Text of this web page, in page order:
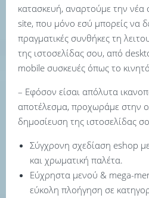
κατασκευή, αναρτούμε την νέα
site, που μόνο εσύ μπορείς να
πραγματικές συνθήκες τη
της ιστοσελίδας σου, από
mobile συσκευές όπως το
– Εφόσον είσαι απόλυτα
αποτέλεσμα, προχωράμε στην
δημοσίευση της ιστοσελίδας
Σύγχρονη σχεδίαση eshop
και χρωματική παλέτα.
Εύχρηστα μενού & mega-
εύκολη πλοήγηση σε